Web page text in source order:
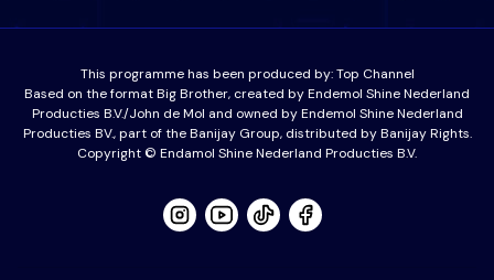
This programme has been produced by:Top Channel
Based on the format Big Brother, created by Endemol Shine Nederland
Producties B.V./John de Mol and owned by Endemol Shine Nederland
Producties BV., part of the Banijay Group, distributed by Banijay Rights.
Copyright © Endamol Shine Nederland Producties B.V.